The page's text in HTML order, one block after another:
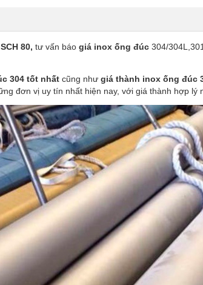
80, tư vấn báo giá inox ống đúc 304/
304 tốt nhất cũng như giá thành inox ống đúc
đơn vị uy tín nhất hiện nay, với giá thành hợp lý